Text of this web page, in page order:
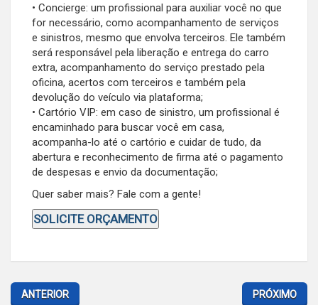
• Concierge: um profissional para auxiliar você no que
for necessário, como acompanhamento de serviços
e sinistros, mesmo que envolva terceiros. Ele também
será responsável pela liberação e entrega do carro
extra, acompanhamento do serviço prestado pela
oficina, acertos com terceiros e também pela
devolução do veículo via plataforma;
• Cartório VIP: em caso de sinistro, um profissional é
encaminhado para buscar você em casa,
acompanha-lo até o cartório e cuidar de tudo, da
abertura e reconhecimento de firma até o pagamento
de despesas e envio da documentação;
Quer saber mais? Fale com a gente!
SOLICITE ORÇAMENTO
ANTERIOR PRÓXIMO